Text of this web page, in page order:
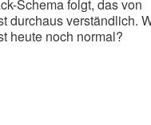
Schema folgt, das von
durchaus verständlich.
heute noch normal?